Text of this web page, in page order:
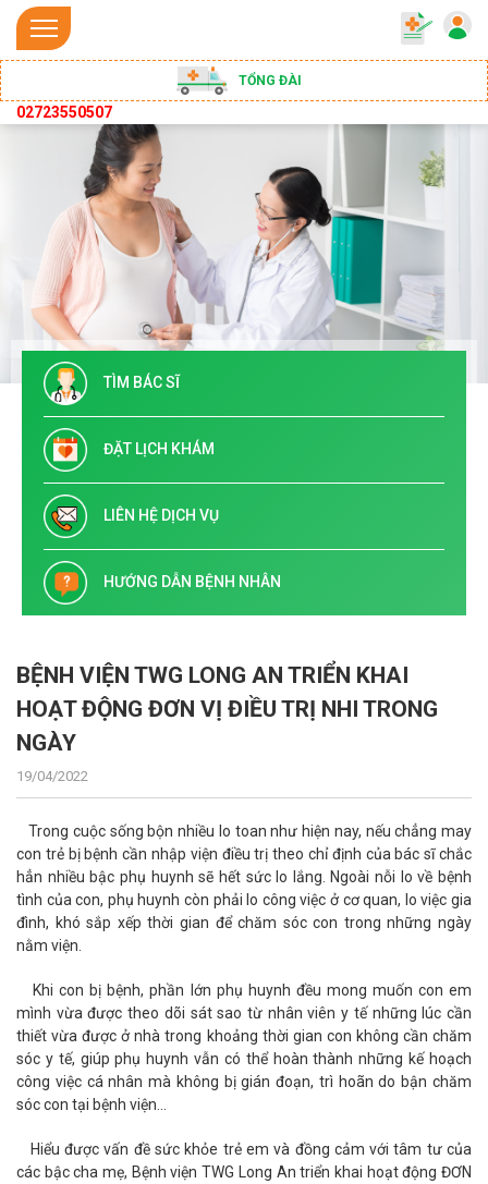
TỔNG ĐÀI
02723550507
TÌM BÁC SĨ
ĐẶT LỊCH KHÁM
LIÊN HỆ DỊCH VỤ
HƯỚNG DẪN BỆNH NHÂN
BỆNH VIỆN TWG LONG AN TRIỂN KHAI
HOẠT ĐỘNG ĐƠN VỊ ĐIỀU TRỊ NHI TRONG
NGÀY
19/04/2022
Trong cuộc sống bộn nhiều lo toan như hiện nay, nếu chẳng may
con trẻ bị bệnh cần nhập viện điều trị theo chỉ định của bác sĩ chắc
hẳn nhiều bậc phụ huynh sẽ hết sức lo lắng. Ngoài nỗi lo về bệnh
tình của con, phụ huynh còn phải lo công việc ở cơ quan, lo việc gia
đình, khó sắp xếp thời gian để chăm sóc con trong những ngày
nằm viện.
Khi con bị bệnh, phần lớn phụ huynh đều mong muốn con em
mình vừa được theo dõi sát sao từ nhân viên y tế những lúc cần
thiết vừa được ở nhà trong khoảng thời gian con không cần chăm
sóc y tế, giúp phụ huynh vẫn có thể hoàn thành những kế hoạch
công việc cá nhân mà không bị gián đoạn, trì hoãn do bận chăm
sóc con tại bệnh viện...
Hiểu được vấn đề sức khỏe trẻ em và đồng cảm với tâm tư của
các bậc cha mẹ, Bệnh viện TWG Long An triển khai hoạt động ĐƠN